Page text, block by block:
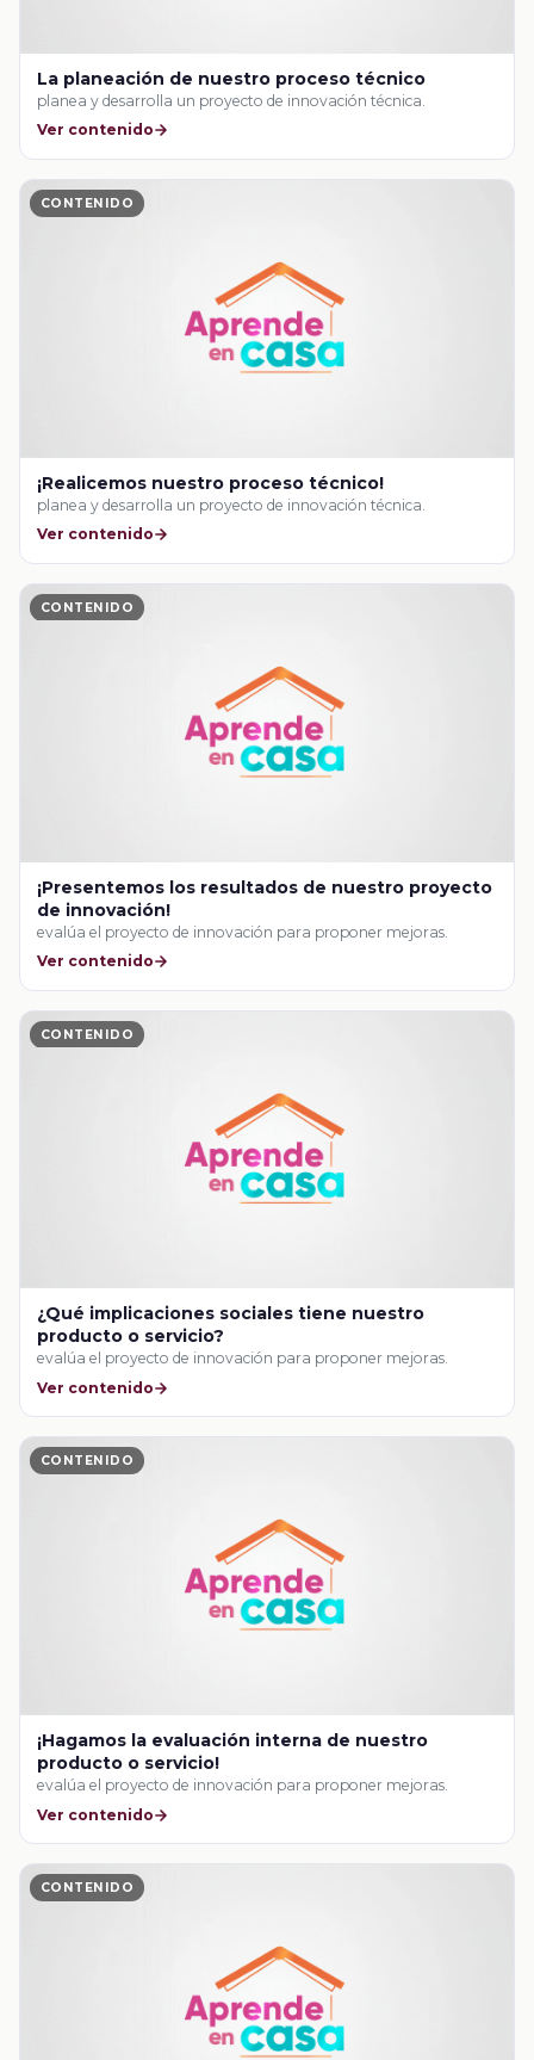
La planeación de nuestro proceso técnico
planea y desarrolla un proyecto de innovación técnica.
Ver contenido
CONTENIDO
¡Realicemos nuestro proceso técnico!
planea y desarrolla un proyecto de innovación técnica.
Ver contenido
CONTENIDO
¡Presentemos los resultados de nuestro proyecto
de innovación!
evalúa el proyecto de innovación para proponer mejoras.
Ver contenido
CONTENIDO
¿Qué implicaciones sociales tiene nuestro
producto o servicio?
evalúa el proyecto de innovación para proponer mejoras.
Ver contenido
CONTENIDO
¡Hagamos la evaluación interna de nuestro
producto o servicio!
evalúa el proyecto de innovación para proponer mejoras.
Ver contenido
CONTENIDO